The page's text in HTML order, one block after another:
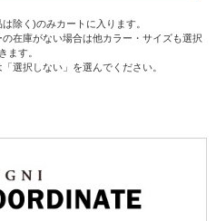
除く)のみカートに入ります。
在庫がない場合は他カラー・サイズも選択
ます。
選択しない」を選んでください。